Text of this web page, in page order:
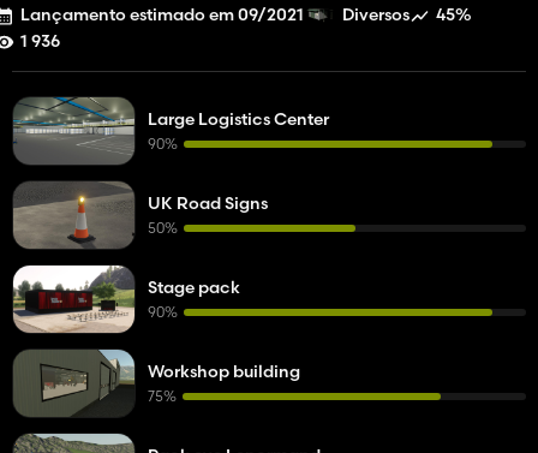
Lançamento estimado em 09/2021 Diversos
45%
1 936
Large Logistics Center
90%
UK Road Signs
50%
Stage pack
90%
Workshop building
75%